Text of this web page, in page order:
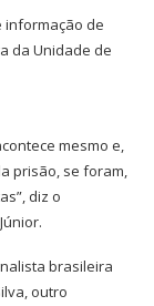
informação de
da Unidade de
mesmo e,
prisão, se foram,
diz o
brasileira
outro